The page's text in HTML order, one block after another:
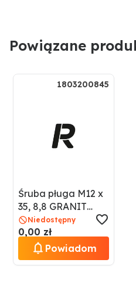
Powiązane
1803200845
Śruba pługa M12 x
35, 8,8 GRANIT
1803200845
Niedostępny
0,00 zł
Powiadom